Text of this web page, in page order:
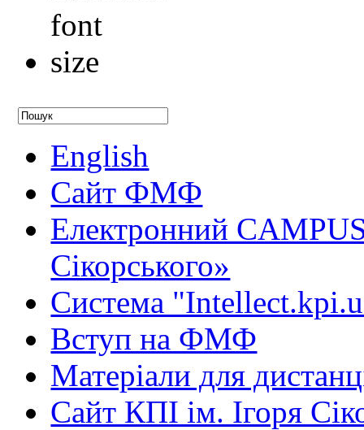
English
Сайт ФМФ
Електронний
Сікорського»
Система
Вступ на ФМФ
Матеріали для
Сайт КПІ ім. Ігоря